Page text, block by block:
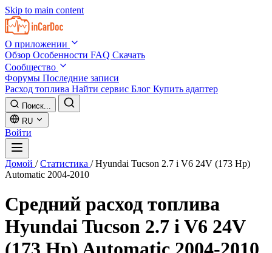
Skip to main content
О приложении
Обзор Особенности FAQ Скачать
Сообщество
Форумы Последние записи
Расход топлива Найти сервис Блог Купить адаптер
Поиск...
RU
Войти
Домой / Статистика / Hyundai Tucson 2.7 i V6 24V (173 Hp)
Automatic 2004-2010
Средний расход топлива
Hyundai Tucson 2.7 i V6 24V